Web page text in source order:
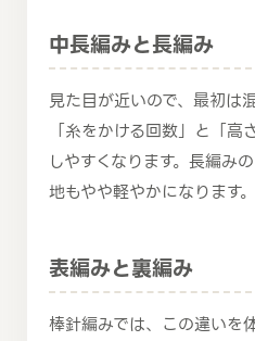
中長編みと長編み
見た目が近いので、最初は
「糸をかける回数」と「
しやすくなります。長編み
地もやや軽やかになります。
表編みと裏編み
棒針編みでは、この違いを